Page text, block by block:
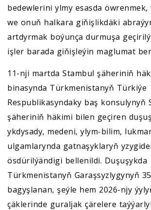
bedewlerini ylmy esasda öwrenmek,
we onuň halkara giňişlikdäki
artdyrmak boýunça durmuşa
işler barada giňişleýin maglumat
11-nji martda Stambul şäheriniň
binasynda Türkmenistanyň Türkiýe
Respublikasyndaky baş konsulynyň
şäheriniň häkimi bilen geçiren
ykdysady, medeni, ylym-bilim,
ulgamlarynda gatnaşyklaryň
ösdürilýändigi bellenildi. Duşuşykda
Türkmenistanyň Garaşsyzlygynyň
bagyşlanan, şeýle hem 2026-njy
çäklerinde guraljak çärelere